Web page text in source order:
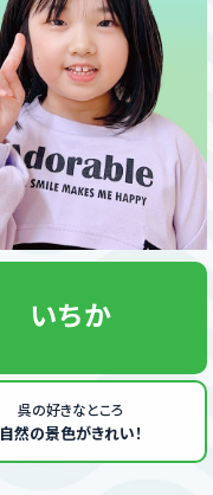
いちか
呉の好きなところ
自然の景色がきれい！